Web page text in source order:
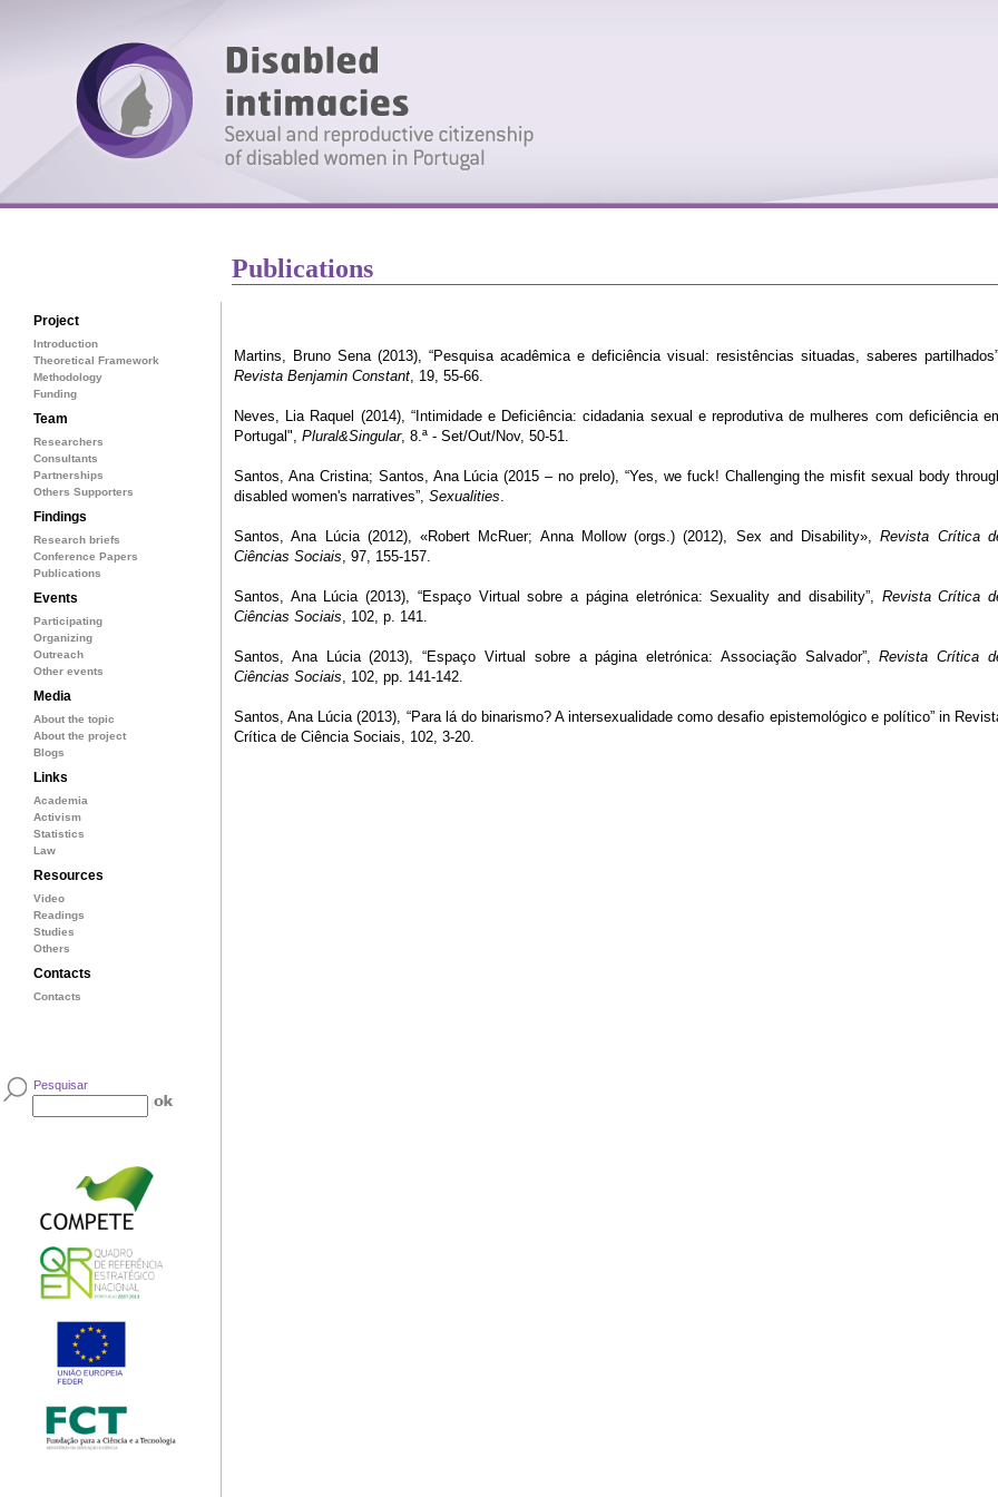
Publications
Project
Introduction
Theoretical Framework
Methodology
Funding
Team
Researchers
Consultants
Partnerships
Others Supporters
Findings
Research briefs
Conference Papers
Publications
Events
Participating
Organizing
Outreach
Other events
Media
About the topic
About the project
Blogs
Links
Academia
Activism
Statistics
Law
Resources
Video
Readings
Studies
Others
Contacts
Contacts
Pesquisar
Martins, Bruno Sena (2013), “Pesquisa acadêmica e deficiência visual: resistências situadas, saberes
Revista Benjamin Constant, 19, 55-66.
Neves, Lia Raquel (2014), “Intimidade e Deficiência: cidadania sexual e reprodutiva de mulheres com deficiência
Portugal", Plural&Singular, 8.ª - Set/Out/Nov, 50-51.
Santos, Ana Cristina; Santos, Ana Lúcia (2015 – no prelo), “Yes, we fuck! Challenging the misfit sexual body
disabled women's narratives”, Sexualities.
Santos, Ana Lúcia (2012), «Robert McRuer; Anna Mollow (orgs.) (2012), Sex and Disability»,Revista Crítica
Ciências Sociais, 97, 155-157.
Santos, Ana Lúcia (2013), “Espaço Virtual sobre a página eletrónica: Sexuality and disability”, Revista Crítica
Ciências Sociais, 102, p. 141.
Santos, Ana Lúcia (2013), “Espaço Virtual sobre a página eletrónica: Associação Salvador”, Revista Crítica
Ciências Sociais, 102, pp. 141-142.
Santos, Ana Lúcia (2013), “Para lá do binarismo? A intersexualidade como desafio epistemológico e político” in
Crítica de Ciência Sociais, 102, 3-20.